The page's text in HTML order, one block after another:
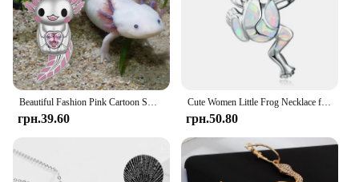
Beautiful Fashion Pink Cartoon Smiling Salamander Hugging Pink Love Shape Zircon Cute Animal Necklace New Girls Necklace 2023
грн.39.60
Cute Women Little Frog Necklace for Women Jewelry Accessories Party Girl Gift Exquisite Imitation Fire Opal Pendant Necklace
грн.50.80